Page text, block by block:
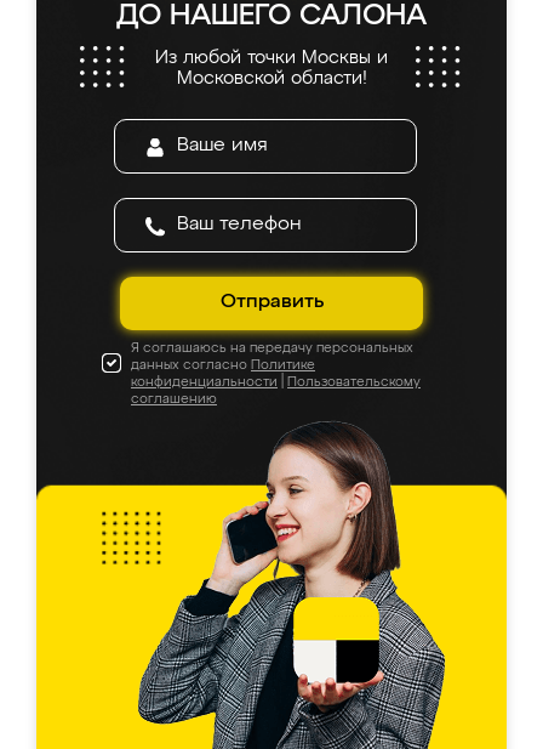
ДО НАШЕГО САЛОНА
Из любой точки Москвы и
Московской области!
Отправить
Я соглашаюсь на передачу персональных
данных согласно Политике
конфиденциальности
Пользовательскому
соглашению